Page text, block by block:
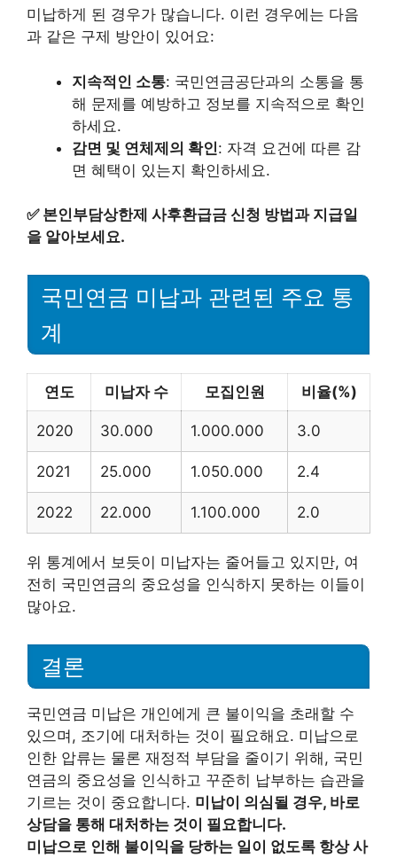
미납하게 된 경우가 많습니다. 이런 경우에는 다음
과 같은 구제 방안이 있어요:
지속적인 소통: 국민연금공단과의 소통을 통
해 문제를 예방하고 정보를 지속적으로 확인
하세요.
감면 및 연체제의 확인: 자격 요건에 따른 감
면 혜택이 있는지 확인하세요.
✅ 본인부담상한제 사후환급금 신청 방법과 지급일
을 알아보세요.
국민연금 미납과 관련된 주요 통
계
연도 미납자 수 모집인원 비율(%)
2020 30.000 1.000.000 3.0
2021 25.000 1.050.000 2.4
2022 22.000 1.100.000 2.0
위 통계에서 보듯이 미납자는 줄어들고 있지만, 여
전히 국민연금의 중요성을 인식하지 못하는 이들이
많아요.
결론
국민연금 미납은 개인에게 큰 불이익을 초래할 수
있으며, 조기에 대처하는 것이 필요해요. 미납으로
인한 압류는 물론 재정적 부담을 줄이기 위해, 국민
연금의 중요성을 인식하고 꾸준히 납부하는 습관을
기르는 것이 중요합니다. 미납이 의심될 경우, 바로
상담을 통해 대처하는 것이 필요합니다.
미납으로 인해 불이익을 당하는 일이 없도록 항상 사